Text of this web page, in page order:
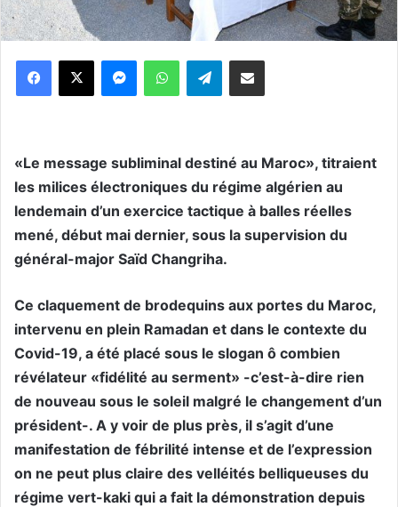
WhatsApp Telegram
«Le message subliminal destiné au Maroc», titraient
les milices électroniques du régime algérien au
lendemain d’un exercice tactique à balles réelles
mené, début mai dernier, sous la supervision du
général-major Saïd Changriha.
Ce claquement de brodequins aux portes du Maroc,
intervenu en plein Ramadan et dans le contexte du
Covid-19, a été placé sous le slogan ô combien
révélateur «fidélité au serment» -c’est-à-dire rien
de nouveau sous le soleil malgré le changement d’un
président-. A y voir de plus près, il s’agit d’une
manifestation de fébrilité intense et de l’expression
on ne peut plus claire des velléités belliqueuses du
régime vert-kaki qui a fait la démonstration depuis